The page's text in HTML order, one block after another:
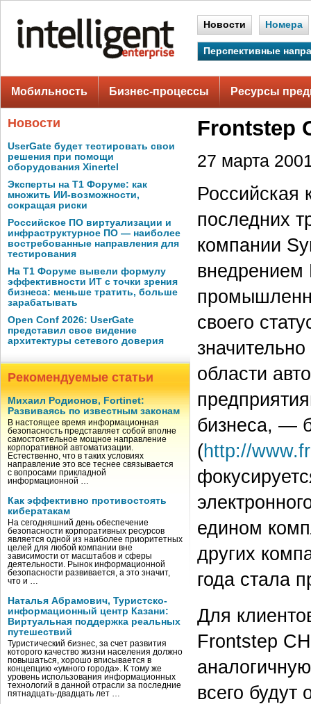
Новости Номера
Перспективные
Мобильность Бизнес-процессы Ресурсы
Новости
UserGate будет тестировать свои
решения при помощи
оборудования Xinertel
Эксперты на Т1 Форуме: как
множить ИИ-возможности,
сокращая риски
Российское ПО виртуализации и
инфраструктурное ПО — наиболее
востребованные направления для
тестирования
На Т1 Форуме вывели формулу
эффективности ИТ с точки зрения
бизнеса: меньше тратить, больше
зарабатывать
Open Conf 2026: UserGate
представил свое видение
архитектуры сетевого доверия
Рекомендуемые статьи
Михаил Родионов, Fortinet:
Развиваясь по известным законам
В настоящее время информационная
безопасность представляет собой вполне
самостоятельное мощное направление
корпоративной автоматизации.
Естественно, что в таких условиях
направление это все теснее связывается
с вопросами прикладной
информационной …
Как эффективно противостоять
кибератакам
На сегодняшний день обеспечение
безопасности корпоративных ресурсов
является одной из наиболее приоритетных
целей для любой компании вне
зависимости от масштабов и сферы
деятельности. Рынок информационной
безопасности развивается, а это значит,
что и …
Наталья Абрамович, Туристско-
информационный центр Казани:
Виртуальная поддержка реальных
путешествий
Туристический бизнес, за счет развития
которого качество жизни населения должно
повышаться, хорошо вписывается в
концепцию «умного города». К тому же
уровень использования информационных
технологий в данной отрасли за последние
пятнадцать-двадцать лет …
Frontstep
27 марта
Российская
последних
компании
внедрением
своего
области
бизнеса, —
(http://
едином
других
года стала
Для
Frontstep
всего будут